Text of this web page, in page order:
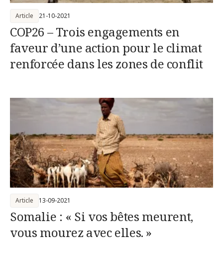
COP26 – Trois engagements en
faveur d’une action pour le climat
renforcée dans les zones de conflit
Article 21-10-2021
Somalie : « Si vos bêtes meurent,
vous mourez avec elles. »
Article 13-09-2021